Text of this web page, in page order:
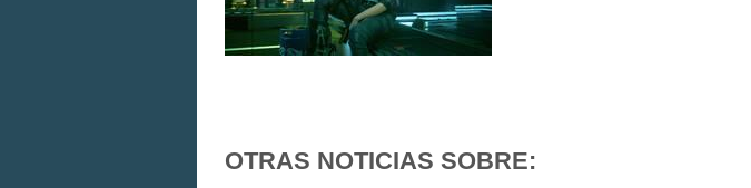
OTRAS NOTICIAS SOBRE: